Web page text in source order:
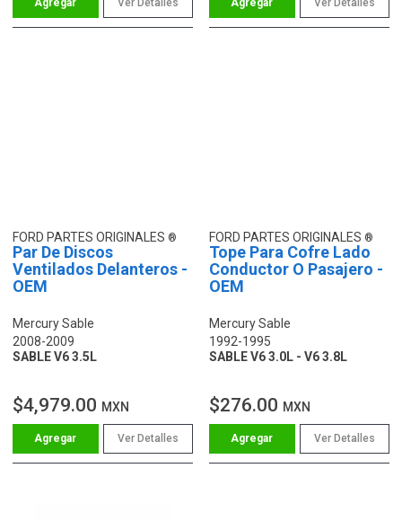
FORD PARTES ORIGINALES
Par De Discos
Ventilados Delanteros -
OEM
Mercury Sable
2008-2009
SABLE V6 3.5L
$4,979.00 MXN
Ver Detalles
FORD PARTES ORIGINALES
Tope Para Cofre Lado
Conductor O Pasajero -
OEM
Mercury Sable
1992-1995
SABLE V6 3.0L - V6 3.8L
$276.00 MXN
Ver Detalles